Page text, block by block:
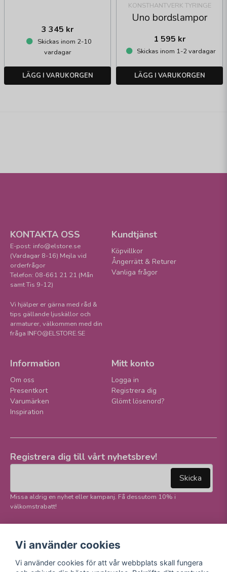
3 345 kr
Skickas inom 2-10
vardagar
LÄGG I VARUKORGEN
KONSTHANTVERK TYRINGE
Uno bordslampor
1 595 kr
Skickas inom 1-2 vardagar
LÄGG I VARUKORGEN
KONTAKTA OSS
E-post: info@elstore.se
(Vardagar 8-16) Mejla vid
orderfrågor
Telefon: 08-661 21 21 (Mån
samt Tis 9-12)
Vi hjälper er gärna med råd &
tips gällande ljuskällor och
armaturer, välkommen med din
fråga INFO@ELSTORE.SE
Kundtjänst
Köpvillkor
Ångerrätt & Returer
Vanliga frågor
Information
Om oss
Presentkort
Varumärken
Inspiration
Mitt konto
Logga in
Registrera dig
Glömt lösenord?
Registrera dig till vårt nyhetsbrev!
Skicka
Missa aldrig en nyhet eller kampanj. Få dessutom 10% i
välkomstrabatt!
sociala medier!
Facebook
E-handel
Vi använder cookies
Vi använder cookies för att vår webbplats skall fungera